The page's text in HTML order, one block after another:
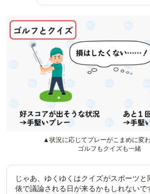
▲状況に応じてプレーがこまめに変わ
ゴルフもクイズも一緒
じゃあ、ゆくゆくはクイズがスポーツと
俵で議論される日が来るかもしれないで